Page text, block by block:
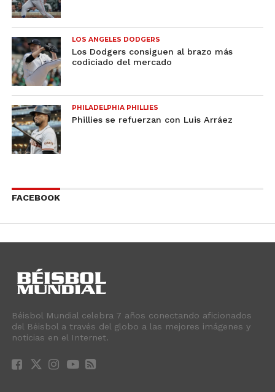
LOS ANGELES DODGERS
Los Dodgers consiguen al brazo más
codiciado del mercado
PHILADELPHIA PHILLIES
Phillies se refuerzan con Luis Arráez
FACEBOOK
Béisbol Mundial celebra 7 años conectando aficionados
del Béisbol a través del globo a las mejores imágenes y
noticias en el Internet.